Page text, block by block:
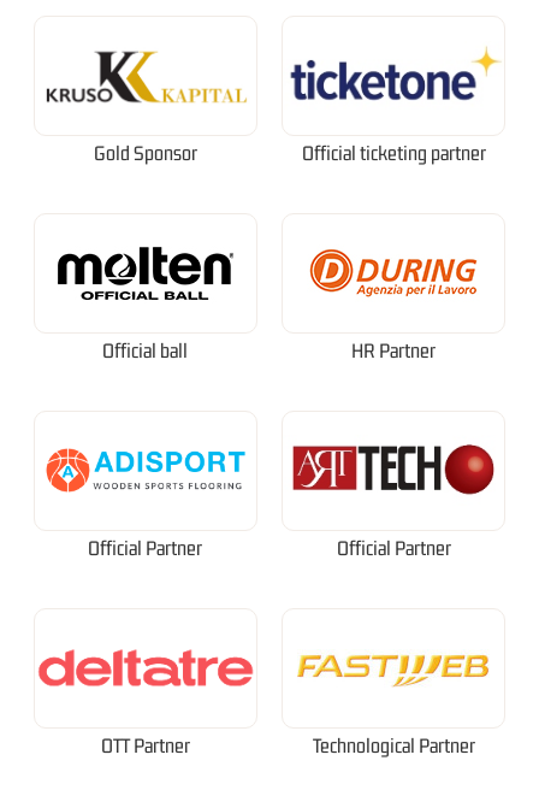
Gold Sponsor Official ticketing partner
Official ball HR Partner
Official Partner Official Partner
OTT Partner Technological Partner